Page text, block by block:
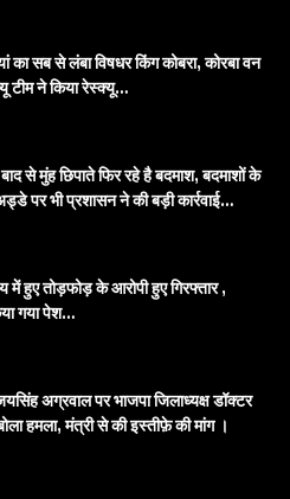
का सब से लंबा विषधर किंग कोबरा, कोरबा वन
टीम ने किया रेस्क्यू…
से मुंह छिपाते फिर रहे है बदमाश, बदमाशों के
पर भी प्रशासन ने की बड़ी कार्रवाई…
में हुए तोड़फोड़ के आरोपी हुए गिरफ्तार ,
गया पेश…
अग्रवाल पर भाजपा जिलाध्यक्ष डॉक्टर
हमला, मंत्री से की इस्तीफ़े की मांग ।